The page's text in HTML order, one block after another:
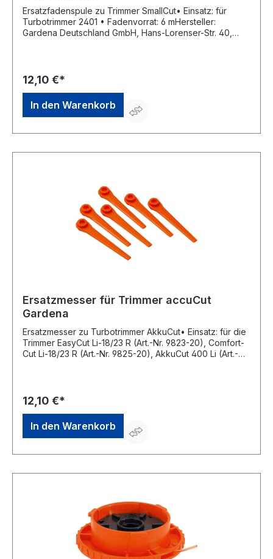
Ersatzfadenspule zu Trimmer SmallCut• Einsatz: für
Turbotrimmer 2401 • Fadenvorrat: 6 mHersteller:
Gardena Deutschland GmbH, Hans-Lorenser-Str. 40,
12,10 €*
In den Warenkorb
Ersatzmesser für Trimmer accuCut
Gardena
Ersatzmesser zu Turbotrimmer AkkuCut• Einsatz: für die
Trimmer EasyCut Li-18/23 R (Art.-Nr. 9823-20), Comfort-
Cut Li-18/23 R (Art.-Nr. 9825-20), AkkuCut 400 Li (Art.-Nr.
89079 Ulm, DE, +497314900, verkauf@gardena.com
12,10 €*
In den Warenkorb